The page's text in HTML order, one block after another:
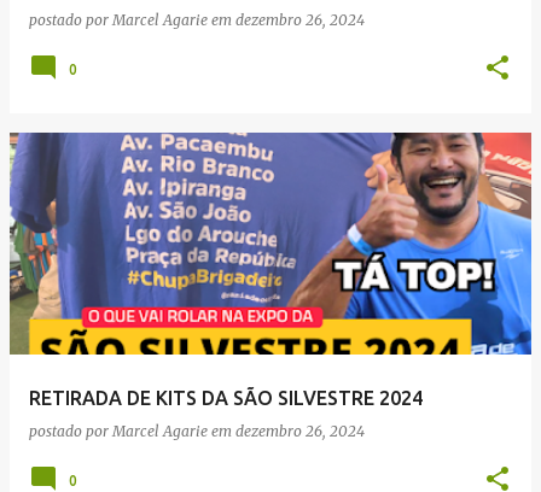
postado porMarcel Agarie em dezembro 26, 2024
0
RETIRADA DE KITS DA SÃO SILVESTRE 2024
postado porMarcel Agarie em dezembro 26, 2024
0